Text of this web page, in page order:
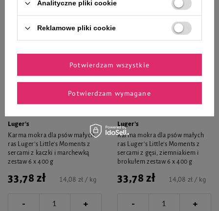
Luger's
Karma mokra dla psów małych
ras Luger's Little's Moments z
sercami z kaczki i marchewką
zestaw 6 x 400 g
33,78 zł 14,08 zł / kg
- +
Luger's
Karma mokra dla psów małych
ras Luger's Little's Moments z
sercami z gęsi, ziemniakiem i
brokułem zestaw 6 x 400 g
33,78 zł 14,08 zł / kg
- +
Analityczne pliki cookie
Reklamowe pliki cookie
Potwierdzam wymagane
Potwierdzam wszystkie